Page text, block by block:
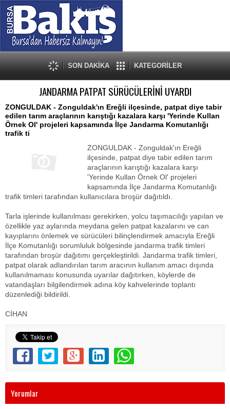
SON DAKİKA KATEGORİLER
JANDARMA PATPAT SÜRÜCÜLERİNİ UYARDI
ZONGULDAK - Zonguldak'ın Ereğli ilçesinde, patpat diye tabir
edilen tarım araçlarının karıştığı kazalara karşı 'Yerinde Kullan
Örnek Ol' projeleri kapsamında İlçe Jandarma Komutanlığı
trafik ti
ZONGULDAK - Zonguldak'ın Ereğli
ilçesinde, patpat diye tabir edilen tarım
araçlarının karıştığı kazalara karşı
'Yerinde Kullan Örnek Ol' projeleri
kapsamında İlçe Jandarma Komutanlığı
trafik timleri tarafından kullanıcılara broşür dağıtıldı.
Tarla işlerinde kullanılması gerekirken, yolcu taşımacılığı yapılan ve
özellikle yaz aylarında meydana gelen patpat kazalarını ve can
kayıplarını önlemek ve sürücüleri bilinçlendirmek amacıyla Ereğli
İlçe Komutanlığı sorumluluk bölgesinde jandarma trafik timleri
tarafından broşür dağıtımı gerçekleştirildi. Jandarma trafik timleri,
patpat olarak adlandırılan tarım aracının kullanım amacı dışında
kullanılmaması konusunda uyarılar dağıtırken, köylerde de
vatandaşları bilgilendirmek adına köy kahvelerinde toplantı
düzenlediği bildirildi.
CİHAN
Yorumlar